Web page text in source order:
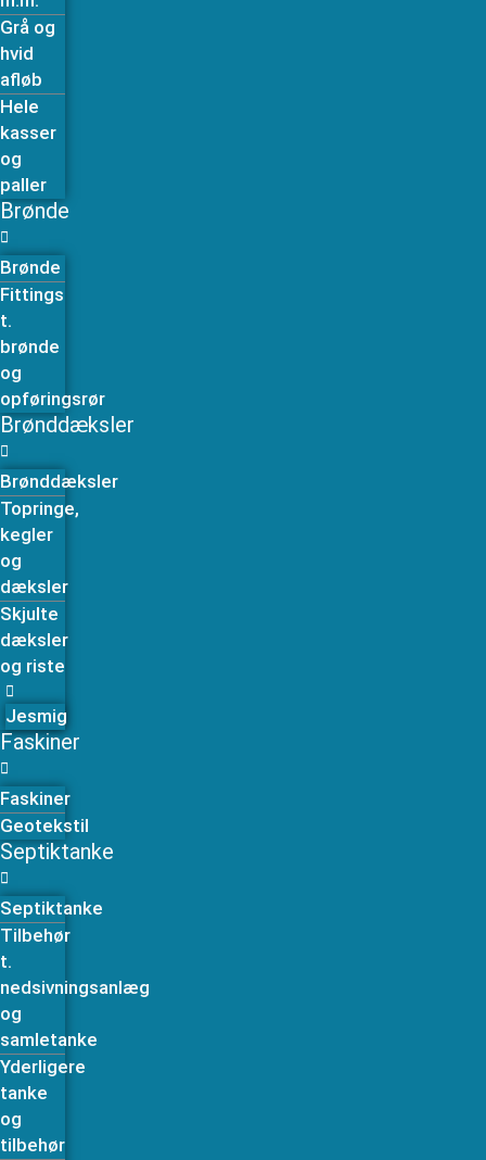
Grå og
hvid
afløb
Hele
kasser
og
paller
Brønde
Brønde
Fittings
t.
brønde
og
opføringsrør
Brønddæksler
Brønddæksler
Topringe,
kegler
og
dæksler
Skjulte
dæksler
og riste
Jesmig
Faskiner
Faskiner
Geotekstil
Septiktanke
Septiktanke
Tilbehør
t.
nedsivningsanlæg
og
samletanke
Yderligere
tanke
og
tilbehør